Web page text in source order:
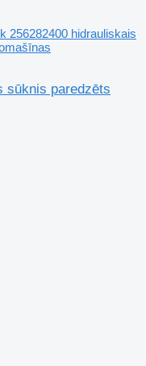
256282400 hidrauliskais
sūknis paredzēts